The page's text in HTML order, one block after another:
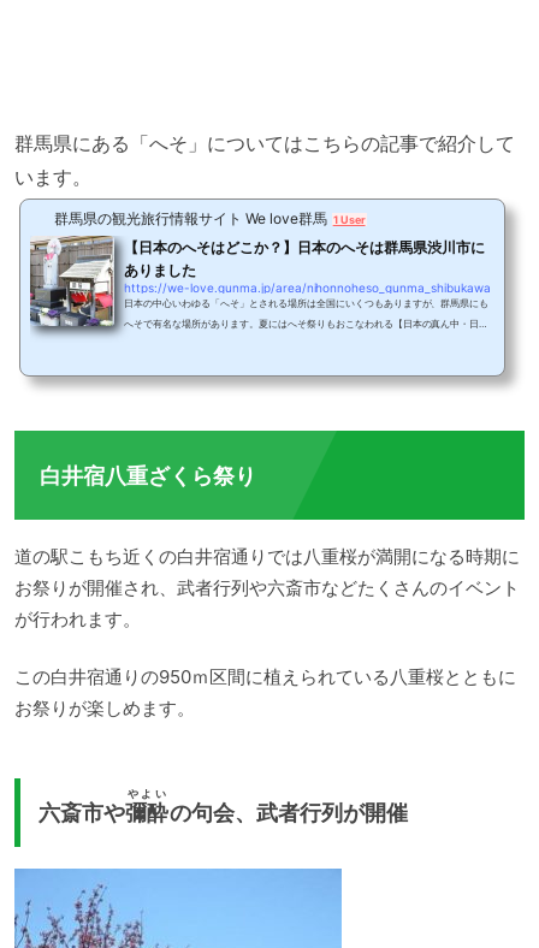
群馬県にある「へそ」についてはこちらの記事で紹介して
います。
群馬県の観光旅行情報サイト We love群馬 1 User
【日本のへそはどこか？】日本のへそは群馬県渋川市に
ありました
https://we-love.gunma.jp/area/nihonnoheso_gunma_shibukawa
日本の中心いわゆる「へそ」とされる場所は全国にいくつもありますが、群馬県にも
へそで有名な場所があります。夏にはへそ祭りもおこなわれる【日本の真ん中・日本
て知られています。渋川市が日本の真ん中と言われる理由は、西暦802年に東方遠征
白井宿八重ざくら祭り
道の駅こもち近くの白井宿通りでは八重桜が満開になる時期に
お祭りが開催され、武者行列や六斎市などたくさんのイベント
が行われます。
この白井宿通りの950ｍ区間に植えられている八重桜とともに
お祭りが楽しめます。
六斎市や彌酔
やよい
の句会、武者行列が開催